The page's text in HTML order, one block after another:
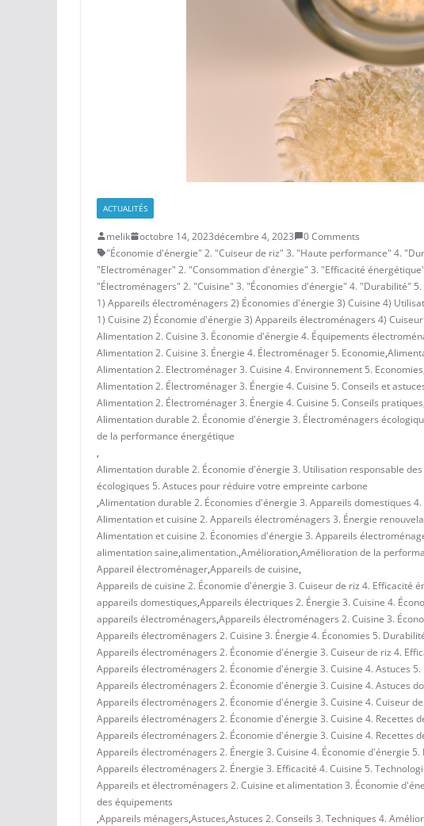
ACTUALITÉS
melik octobre 14, 2023décembre 4, 2023
0 Comments
"Économie d'énergie" 2. "Cuiseur de riz" 3. "Haute performance" 4.
"Electroménager" 2. "Consommation d'énergie" 3. "Efficacité
"Électroménagers" 2. "Cuisine" 3. "Économies d'énergie" 4. "Durabilité"
1) Appareils électroménagers 2) Économies d'énergie 3) Cuisine 4)
1) Cuisine 2) Économie d'énergie 3) Appareils électroménagers 4)
Alimentation 2. Cuisine 3. Économie d'énergie 4. Équipements
Alimentation 2. Cuisine 3. Énergie 4. Électroménager 5. Economie,
Alimentation 2. Electroménager 3. Cuisine 4. Environnement 5. Economies
Alimentation 2. Électroménager 3. Énergie 4. Cuisine 5. Conseils et
Alimentation 2. Électroménager 3. Énergie 4. Cuisine 5. Conseils pratiques
Alimentation durable 2. Économie d'énergie 3. Électroménagers
de la performance énergétique
,
Alimentation durable 2. Économie d'énergie 3. Utilisation responsable
écologiques 5. Astuces pour réduire votre empreinte carbone
,Alimentation durable 2. Économies d'énergie 3. Appareils domestiques
Alimentation et cuisine 2. Appareils électroménagers 3. Énergie
Alimentation et cuisine 2. Économies d'énergie 3. Appareils
alimentation saine,alimentation.,Amélioration,Amélioration de la
Appareil électroménager,Appareils de cuisine,
Appareils de cuisine 2. Économie d'énergie 3. Cuiseur de riz 4. Efficacité
appareils domestiques,Appareils électriques 2. Énergie 3. Cuisine 4.
appareils électroménagers,Appareils électroménagers 2. Cuisine 3.
Appareils électroménagers 2. Cuisine 3. Énergie 4. Économies 5.
Appareils électroménagers 2. Économie d'énergie 3. Cuiseur de riz 4.
Appareils électroménagers 2. Économie d'énergie 3. Cuisine 4. Astuces
Appareils électroménagers 2. Économie d'énergie 3. Cuisine 4. Astuces
Appareils électroménagers 2. Économie d'énergie 3. Cuisine 4. Cuiseur
Appareils électroménagers 2. Économie d'énergie 3. Cuisine 4. Recettes
Appareils électroménagers 2. Économie d'énergie 3. Cuisine 4. Recettes
Appareils électroménagers 2. Énergie 3. Cuisine 4. Économie d'énergie
Appareils électroménagers 2. Énergie 3. Efficacité 4. Cuisine 5.
Appareils et électroménagers 2. Cuisine et alimentation 3. Économie
des équipements
,Appareils ménagers,Astuces,Astuces 2. Conseils 3. Techniques 4.